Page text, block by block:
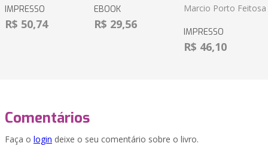
IMPRESSO
R$ 50,74
EBOOK
R$ 29,56
Marcio Porto Feitosa
IMPRESSO
R$ 46,10
Comentários
Faça o login deixe o seu comentário sobre o livro.